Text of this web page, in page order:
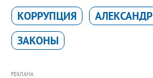
КОРРУПЦИЯ
ЗАКОНЫ
РЕКЛАМА